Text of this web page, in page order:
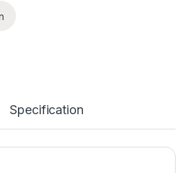
Specification